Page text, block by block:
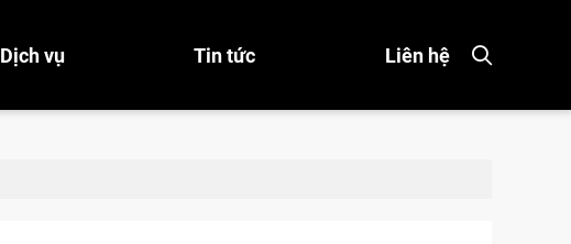
Dịch vụ Tin tức Liên hệ